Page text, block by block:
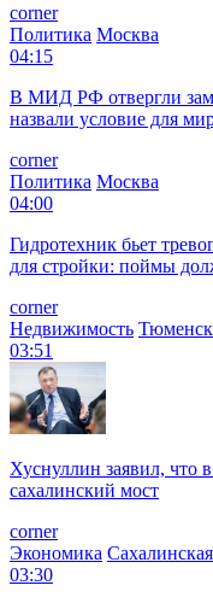
corner
Политика Москва
04:15
В МИД РФ отвергли
назвали условие для
corner
Политика Москва
04:00
Гидротехник бьет
для стройки: поймы
corner
Недвижимость
03:51
Хуснуллин заявил, что
сахалинский мост
corner
Экономика
03:30